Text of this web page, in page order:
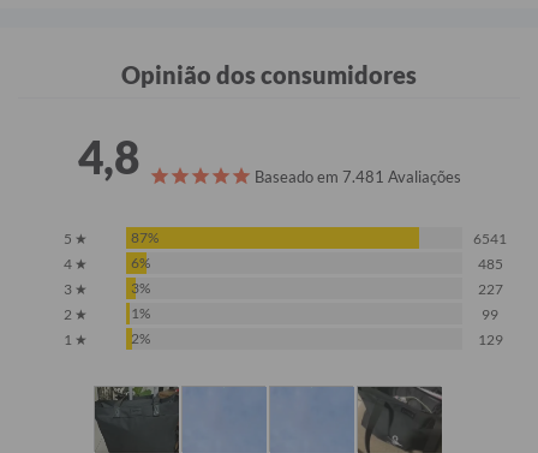
Opinião dos consumidores
4,8 Baseado em 7.481 Avaliações
5 ★ 87%
6541
4 ★
6%
485
3 ★
3%
227
2 ★
1%
99
1 ★
2% 129